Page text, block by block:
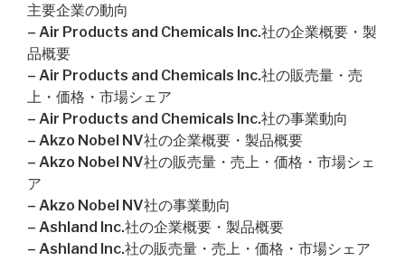
主要企業の動向
– Air Products and Chemicals Inc.社の企業概要・製
品概要
– Air Products and Chemicals Inc.社の販売量・売
上・価格・市場シェア
– Air Products and Chemicals Inc.社の事業動向
– Akzo Nobel NV社の企業概要・製品概要
– Akzo Nobel NV社の販売量・売上・価格・市場シェ
ア
– Akzo Nobel NV社の事業動向
– Ashland Inc.社の企業概要・製品概要
– Ashland Inc.社の販売量・売上・価格・市場シェア